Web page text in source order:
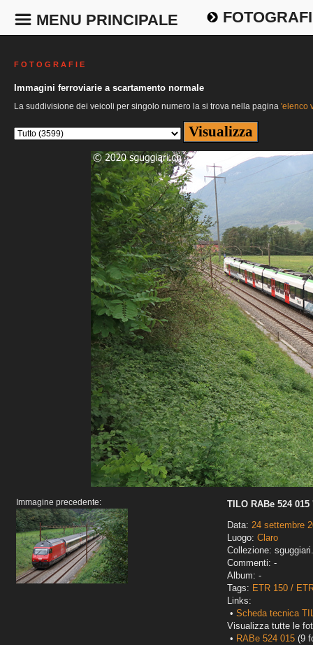
MENU PRINCIPALE
F O T O G R A F I E
Immagini ferroviarie a scartamento normale
La suddivisione dei veicoli per singolo numero la si trova nella pagina 'elenco
Immagine precedente:
TILO RABe 524
Data: 24 settembre
Luogo: Claro
Collezione:
Commenti: -
Album: -
Tags: ETR 150 /
Links:
• Scheda tecnica
Visualizza tutte le
• RABe 524 015 (9